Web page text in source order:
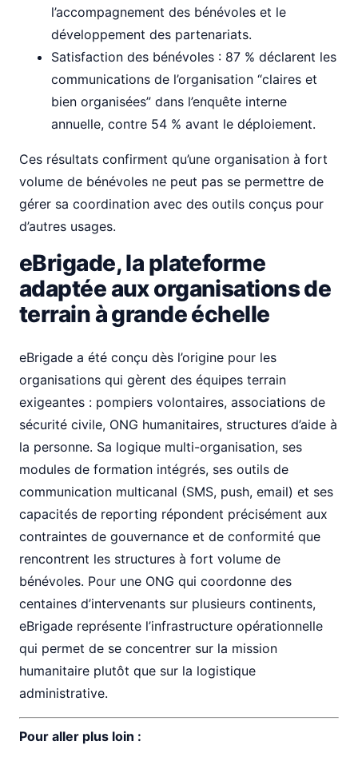
l’accompagnement des bénévoles et le
développement des partenariats.
Satisfaction des bénévoles : 87 % déclarent les
communications de l’organisation “claires et
bien organisées” dans l’enquête interne
annuelle, contre 54 % avant le déploiement.
Ces résultats confirment qu’une organisation à fort
volume de bénévoles ne peut pas se permettre de
gérer sa coordination avec des outils conçus pour
d’autres usages.
eBrigade, la plateforme
adaptée aux organisations de
terrain à grande échelle
eBrigade a été conçu dès l’origine pour les
organisations qui gèrent des équipes terrain
exigeantes : pompiers volontaires, associations de
sécurité civile, ONG humanitaires, structures d’aide à
la personne. Sa logique multi-organisation, ses
modules de formation intégrés, ses outils de
communication multicanal (SMS, push, email) et ses
capacités de reporting répondent précisément aux
contraintes de gouvernance et de conformité que
rencontrent les structures à fort volume de
bénévoles. Pour une ONG qui coordonne des
centaines d’intervenants sur plusieurs continents,
eBrigade représente l’infrastructure opérationnelle
qui permet de se concentrer sur la mission
humanitaire plutôt que sur la logistique
administrative.
Pour aller plus loin :